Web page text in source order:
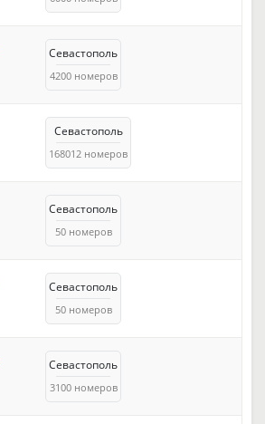
Севастополь
4200 номеров
Севастополь
168012 номеров
Севастополь
50 номеров
Севастополь
50 номеров
Севастополь
3100 номеров